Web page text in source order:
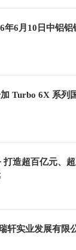
年6月10日中铝
Turbo 6X 系列
打造超百亿元、
轩实业发展有限